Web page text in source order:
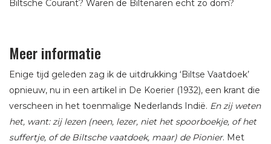
Biltsche Courant? Waren de Biltenaren echt zo dom?
Meer informatie
Enige tijd geleden zag ik de uitdrukking ‘Biltse Vaatdoek’
opnieuw, nu in een artikel in De Koerier (1932), een krant die
verscheen in het toenmalige Nederlands Indië. En zij weten
het, want: zij lezen (neen, lezer, niet het spoorboekje, of het
suffertje, of de Biltsche vaatdoek, maar) de Pionier. Met